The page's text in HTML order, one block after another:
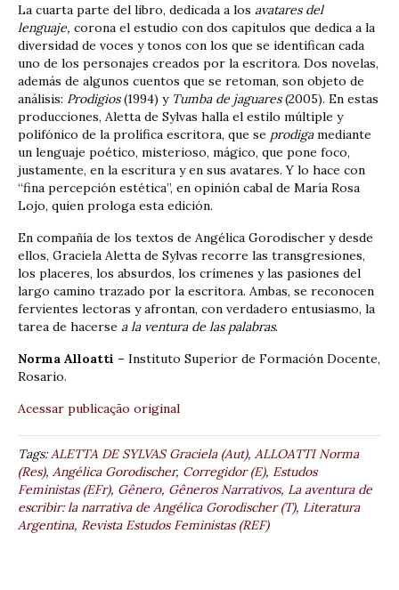
La cuarta parte del libro, dedicada a los avatares del
lenguaje, corona el estudio con dos capítulos que dedica a la
diversidad de voces y tonos con los que se identifican cada
uno de los personajes creados por la escritora. Dos novelas,
además de algunos cuentos que se retoman, son objeto de
análisis: Prodigios(1994) y Tumba de jaguares(2005). En estas
producciones, Aletta de Sylvas halla el estilo múltiple y
polifónico de la prolífica escritora, que se prodigamediante
un lenguaje poético, misterioso, mágico, que pone foco,
justamente, en la escritura y en sus avatares. Y lo hace con
“fina percepción estética”, en opinión cabal de María Rosa
Lojo, quien prologa esta edición.
En compañía de los textos de Angélica Gorodischer y desde
ellos, Graciela Aletta de Sylvas recorre las transgresiones,
los placeres, los absurdos, los crímenes y las pasiones del
largo camino trazado por la escritora. Ambas, se reconocen
fervientes lectoras y afrontan, con verdadero entusiasmo, la
tarea de hacerse a la ventura de las palabras.
Norma Alloatti – Instituto Superior de Formación Docente,
Rosario.
Acessar publicação original
Tags:ALETTA DE SYLVAS Graciela (Aut), ALLOATTI Norma
(Res), Angélica Gorodischer, Corregidor (E), Estudos
Feministas (EFr), Gênero, Gêneros Narrativos, La aventura de
escribir: la narrativa de Angélica Gorodischer (T), Literatura
Argentina, Revista Estudos Feministas (REF)